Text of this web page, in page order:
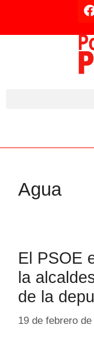
Agua
El PSOE
la
de la
19 de febrero de